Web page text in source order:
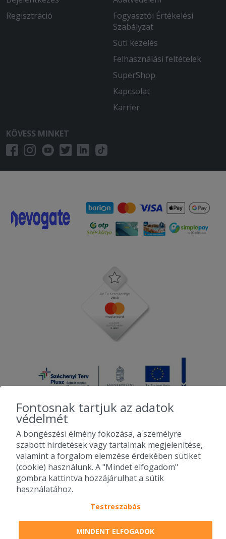
Regisztráció
Fogyasztói Értékelési
Szabályzat
Süti kezelés
Felhasználási feltételek
SuperShop
Kapcsolat
Karrier
KÖVESS MINKET
2010-2026 Copyright - Falatozz.hu - Diston-line Kft.
Pizza, gyros, hamburger, menük kedvező áron, egy helyen az összes
étterem ajánlata.
Fontosnak tartjuk az adatok
védelmét
A böngészési élmény fokozása, a személyre
szabott hirdetések vagy tartalmak megjelenítése,
valamint a forgalom elemzése érdekében sütiket
(cookie) használunk. A "Mindet elfogadom"
gombra kattintva hozzájárulhat a sütik
használatához.
Testreszabás
MINDENT ELFOGADOK